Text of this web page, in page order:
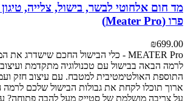
מד חום אלחוטי לבשר, בישול, צלייה,
פרו (Meater Pro)
₪699.00
MEATER Pro - כלי הבישול החכם שישדרג את המטבח שלך
לרמה הבאה בבישול עם טכנולוגיה מתקדמת
התוספת האולטימטיבית למטבח. עם עיצוב חזק
ארוך תוכלו לקחת את גבולות הבישול שלכם